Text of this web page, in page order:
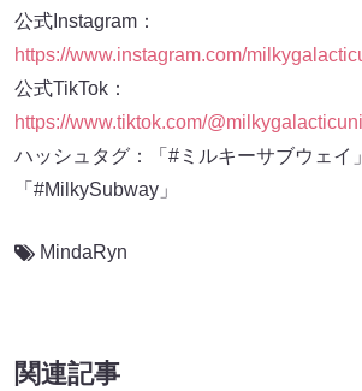
公式Instagram：
https://www.instagram.com/
公式TikTok：
https://www.tiktok.com/
ハッシュタグ：「#ミルキーサブウェイ」
「#MilkySubway」
MindaRyn
関連記事